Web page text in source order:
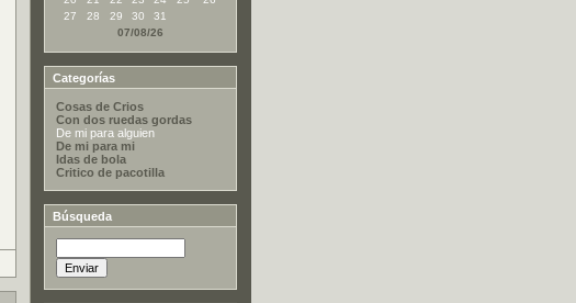
27
28 29 30
31
07/08/26
Categorías
Cosas de Crios
Con dos ruedas gordas
De mi para alguien
De mi para mi
Idas de bola
Critico de pacotilla
Búsqueda